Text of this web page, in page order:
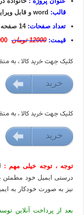
قالب:
تعداد صفحات: 14 صفحه
قیمت:12000 تومان 9000
کليک جهت خريد کالا ، به
9000 تومان خريد
کليک جهت خريد کالا ، به
9000 تومان خريد
توجه ، توجه خیلی مهم :
درستی ایمیل خود مطمئن
نیز به صورت خودکار به
بعد از پرداخت آنلاین